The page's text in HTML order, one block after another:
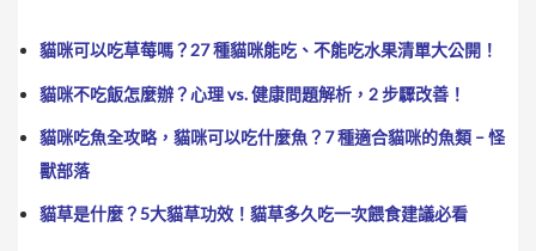
貓咪可以吃草莓嗎？27 種貓咪能吃、不能吃水果清單大公開！
貓咪不吃飯怎麼辦？心理 vs. 健康問題解析，2 步驟改善！
貓咪吃魚全攻略，貓咪可以吃什麼魚？7 種適合貓咪的魚類 – 怪
獸部落
貓草是什麼？5大貓草功效！貓草多久吃一次餵食建議必看